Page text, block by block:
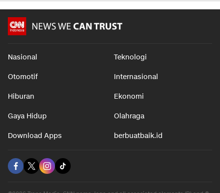
Nasional Teknologi
Otomotif Internasional
Hiburan Ekonomi
Gaya Hidup Olahraga
Download Apps berbuatbaik.id